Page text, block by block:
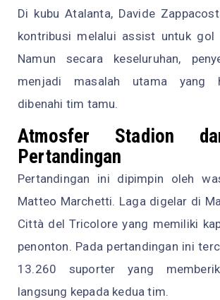
Di kubu Atalanta, Davide
kontribusi melalui assist untuk gol
Namun secara keseluruhan,
menjadi masalah utama yang
dibenahi tim tamu.
Atmosfer Stadion
Pertandingan
Pertandingan ini dipimpin oleh
Matteo Marchetti. Laga digelar di
Città del Tricolore yang memiliki
penonton. Pada pertandingan ini
13.260 suporter yang
langsung kepada kedua tim.